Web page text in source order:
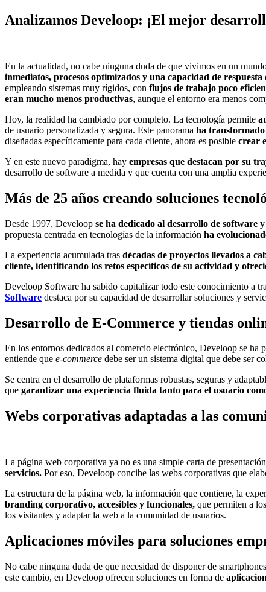
Analizamos Develoop: ¡El mejor
En la actualidad, no cabe ninguna duda de que vivimos en un
inmediatos, procesos optimizados y una capacidad de
empleando sistemas muy rígidos, con flujos de trabajo poco
eran mucho menos productivas, aunque el entorno era menos
Hoy, la realidad ha cambiado por completo. La tecnología permite
de usuario personalizada y segura. Este panorama ha transformado
diseñadas específicamente para cada cliente, ahora es posible crear
Y en este nuevo paradigma, hay empresas que destacan por su
desarrollo de software a medida y que cuenta con una amplia
Más de 25 años creando soluciones
Desde 1997, Develoop se ha dedicado al desarrollo de software
propuesta centrada en tecnologías de la información ha
La experiencia acumulada tras décadas de proyectos llevados a
cliente, identificando los retos específicos de su actividad y
Develoop Software ha sabido capitalizar todo este conocimiento a
Software destaca por su capacidad de desarrollar soluciones y
Desarrollo de E-Commerce y tiendas
En los entornos dedicados al comercio electrónico, Develoop se ha
entiende que e-commerce debe ser un sistema digital que debe ser
Se centra en el desarrollo de plataformas robustas, seguras y
que garantizar una experiencia fluida tanto para el usuario
Webs corporativas adaptadas a las
La página web corporativa ya no es una simple carta de
servicios. Por eso, Develoop concibe las webs corporativas que
La estructura de la página web, la información que contiene, la
branding corporativo, accesibles y funcionales, que permiten a
los visitantes y adaptar la web a la comunidad de usuarios.
Aplicaciones móviles para soluciones
No cabe ninguna duda de que necesidad de disponer de
este cambio, en Develoop ofrecen soluciones en forma de